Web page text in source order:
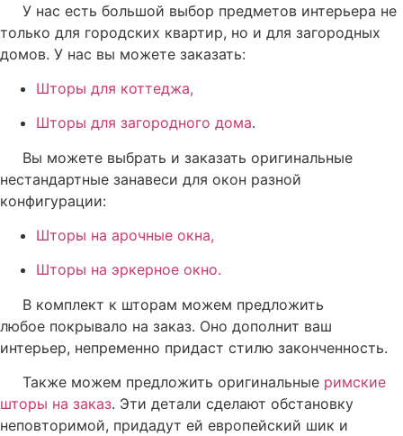
У нас есть большой выбор предметов интерьера не
только для городских квартир, но и для загородных
домов. У нас вы можете заказать:
Шторы для коттеджа,
Шторы для загородного дома.
Вы можете выбрать и заказать оригинальные
нестандартные занавеси для окон разной
конфигурации:
Шторы на арочные окна,
Шторы на эркерное окно.
В комплект к шторам можем предложить
любое покрывало на заказ. Оно дополнит ваш
интерьер, непременно придаст стилю законченность.
Также можем предложить оригинальные римские
шторы на заказ. Эти детали сделают обстановку
неповторимой, придадут ей европейский шик и